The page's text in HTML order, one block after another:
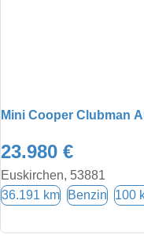
Mini Cooper Clubman
23.980 €
Euskirchen, 53881
36.191 km Benzin 100